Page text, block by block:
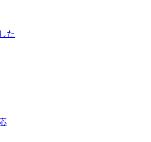
た